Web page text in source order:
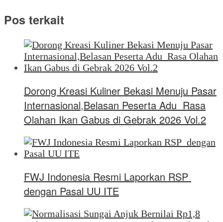
Pos terkait
Dorong Kreasi Kuliner Bekasi Menuju Pasar
Internasional,Belasan Peserta Adu Rasa
Olahan Ikan Gabus di Gebrak 2026 Vol.2
FWJ Indonesia Resmi Laporkan RSP
dengan Pasal UU ITE